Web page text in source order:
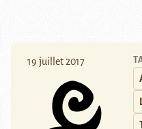
19 juillet 2017